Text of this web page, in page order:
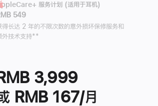
服务计划 (适用于耳机)
549
得长达 2 年的不限次数的意外损坏保修服务和
外技术支持脚
**
RMB 3,999
RMB 167/月